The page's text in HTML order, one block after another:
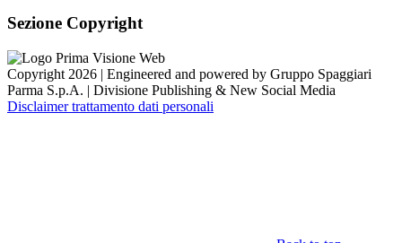
Sezione Copyright
Copyright 2026 | Engineered and powered by Gruppo Spaggiari
Parma S.p.A. | Divisione Publishing & New Social Media
Disclaimer trattamento dati personali